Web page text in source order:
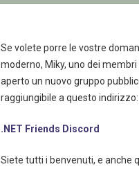
Se volete porre le vostre
moderno, Miky, uno dei
aperto un nuovo gruppo
raggiungibile a questo indirizzo:
.NET Friends Discord
Siete tutti i benvenuti, e anche